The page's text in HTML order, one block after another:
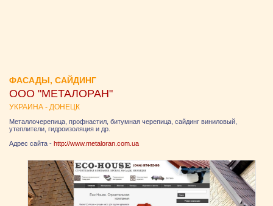
ФАСАДЫ, САЙДИНГ
ООО "МЕТАЛОРАН"
УКРАИНА - ДОНЕЦК
Металлочерепица, профнастил, битумная черепица, сайдинг виниловый,
утеплители, гидроизоляция и др.
Адрес сайта - http://www.metaloran.com.ua